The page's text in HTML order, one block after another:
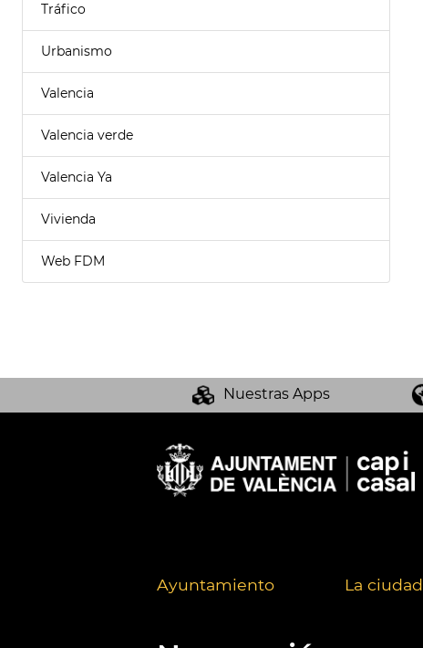
Tráfico
Urbanismo
Valencia
Valencia verde
Valencia Ya
Vivienda
Web FDM
Nuestras Apps
Ayuntamiento La ciudad